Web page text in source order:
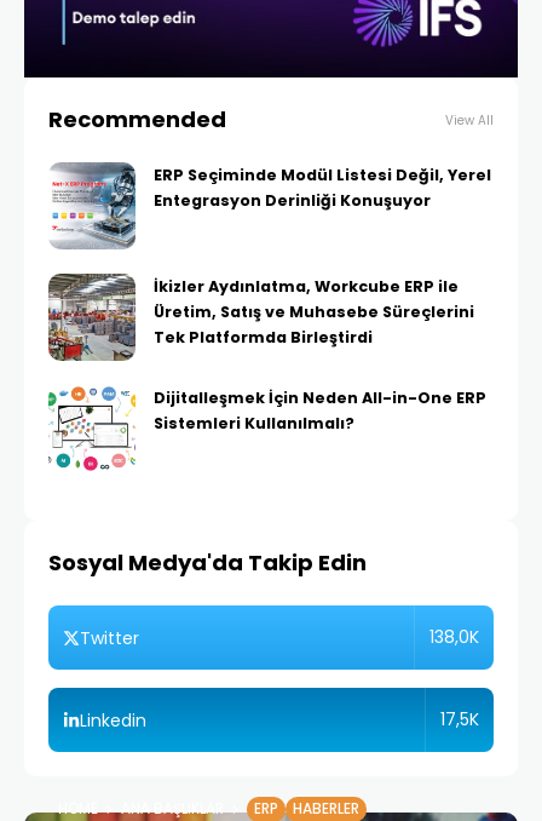
Recommended View All
ERP Seçiminde Modül Listesi Değil, Yerel
Entegrasyon Derinliği Konuşuyor
İkizler Aydınlatma, Workcube ERP ile
Üretim, Satış ve Muhasebe Süreçlerini
Tek Platformda Birleştirdi
Dijitalleşmek İçin Neden All-in-One ERP
Sistemleri Kullanılmalı?
Sosyal Medya'da Takip Edin
Twitter 138,0K
Linkedin 17,5K
HOME ANA BAŞLIKLAR ERP HABERLER